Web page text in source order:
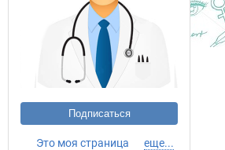
Подписаться
Это моя страница еще...